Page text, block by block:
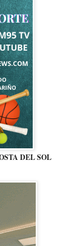
DEL SOL